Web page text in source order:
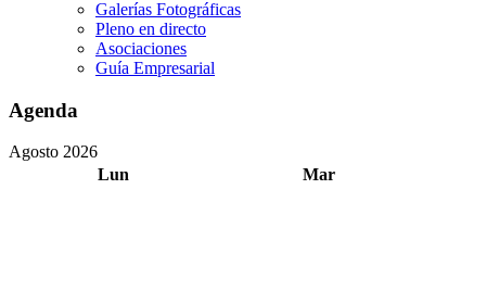
Galerías Fotográficas
Pleno en directo
Asociaciones
Guía Empresarial
Agenda
Agosto 2026
Lun
Mar